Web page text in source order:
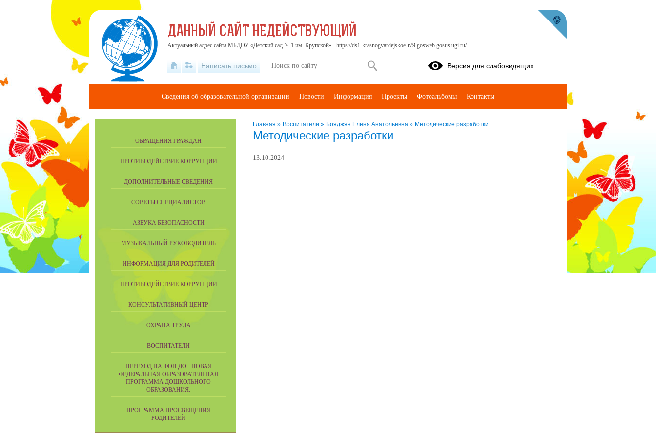
Главная » Воспитатели » Бояджян Елена Анатольевна » Методические разработки
Методические разработки
13.10.2024
ОБРАЩЕНИЯ ГРАЖДАН
ПРОТИВОДЕЙСТВИЕ КОРРУПЦИИ
ДОПОЛНИТЕЛЬНЫЕ СВЕДЕНИЯ
СОВЕТЫ СПЕЦИАЛИСТОВ
АЗБУКА БЕЗОПАСНОСТИ
МУЗЫКАЛЬНЫЙ РУКОВОДИТЕЛЬ
ИНФОРМАЦИЯ ДЛЯ РОДИТЕЛЕЙ
ПРОТИВОДЕЙСТВИЕ КОРРУПЦИИ
КОНСУЛЬТАТИВНЫЙ ЦЕНТР
ОХРАНА ТРУДА
ВОСПИТАТЕЛИ
ПЕРЕХОД НА ФОП ДО - НОВАЯ
ФЕДЕРАЛЬНАЯ ОБРАЗОВАТЕЛЬНАЯ
ПРОГРАММА ДОШКОЛЬНОГО
ОБРАЗОВАНИЯ.
ПРОГРАММА ПРОСВЕЩЕНИЯ
РОДИТЕЛЕЙ
ДАННЫЙ САЙТ НЕДЕЙСТВУЮЩИЙ
Актуальный адрес сайта МБДОУ «Детский сад № 1 им. Крупской» - https://ds1-krasnogvardejskoe-r79.gosweb.gosuslugi.ru/ .
Написать письмо Версия для слабовидящих
Сведения об образовательной организации Новости Информация Проекты Фотоальбомы Контакты